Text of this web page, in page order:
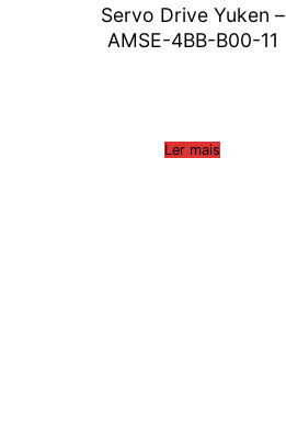
Servo Drive Yuken –
AMSE-4BB-B00-11
Ler mais